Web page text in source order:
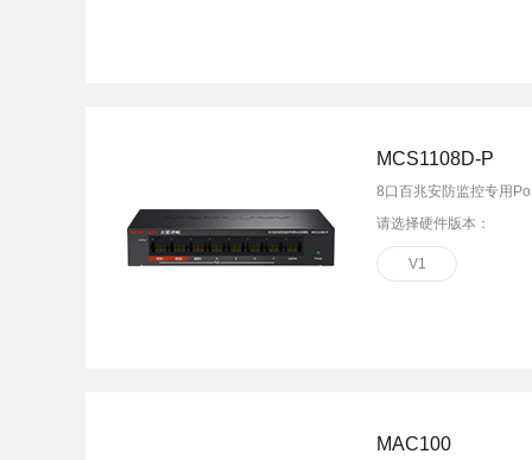
MCS1108D-P
8口百兆安防监控专用
请选择硬件版本：
V1
MAC100